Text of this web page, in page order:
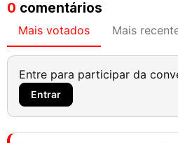
0 comentários
Mais votados Mais
Entre para participar da
Entrar